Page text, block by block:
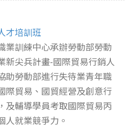
才培訓班
業訓練中心承辦勞動部勞動
新尖兵計畫-國際貿易行銷人
助勞動部進行失待業青年職
際貿易、國貿經營及創意行
及輔導學員考取國際貿易丙
人就業競爭力。